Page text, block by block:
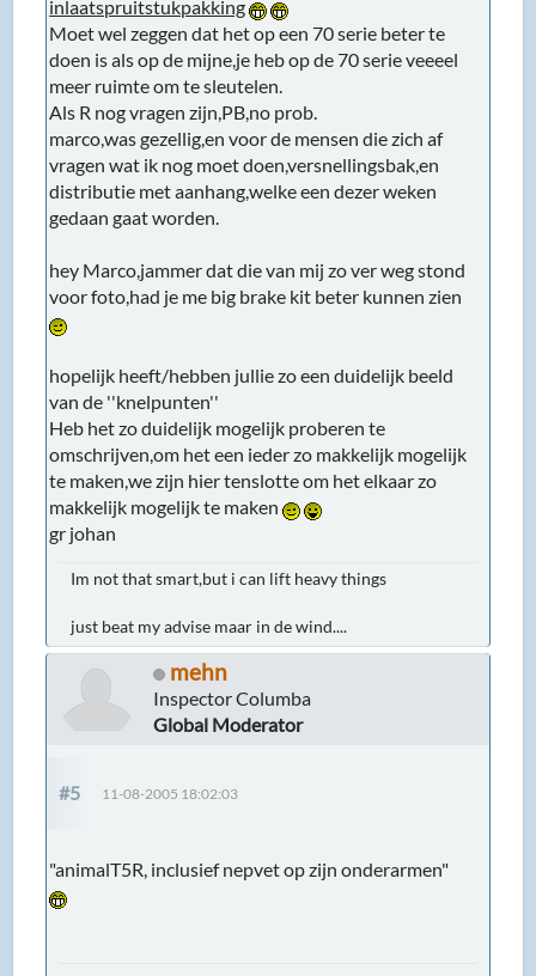
inlaatspruitstukpakking
Moet wel zeggen dat het op een 70 serie beter te
doen is als op de mijne,je heb op de 70 serie veeeel
meer ruimte om te sleutelen.
Als R nog vragen zijn,PB,no prob.
marco,was gezellig,en voor de mensen die zich af
vragen wat ik nog moet doen,versnellingsbak,en
distributie met aanhang,welke een dezer weken
gedaan gaat worden.
hey Marco,jammer dat die van mij zo ver weg stond
voor foto,had je me big brake kit beter kunnen zien
hopelijk heeft/hebben jullie zo een duidelijk beeld
van de ''knelpunten''
Heb het zo duidelijk mogelijk proberen te
omschrijven,om het een ieder zo makkelijk mogelijk
te maken,we zijn hier tenslotte om het elkaar zo
makkelijk mogelijk te maken
gr johan
Im not that smart,but i can lift heavy things
just beat my advise maar in de wind....
mehn
Inspector Columba
Global Moderator
#5 11-08-2005 18:02:03
"animalT5R, inclusief nepvet op zijn onderarmen"